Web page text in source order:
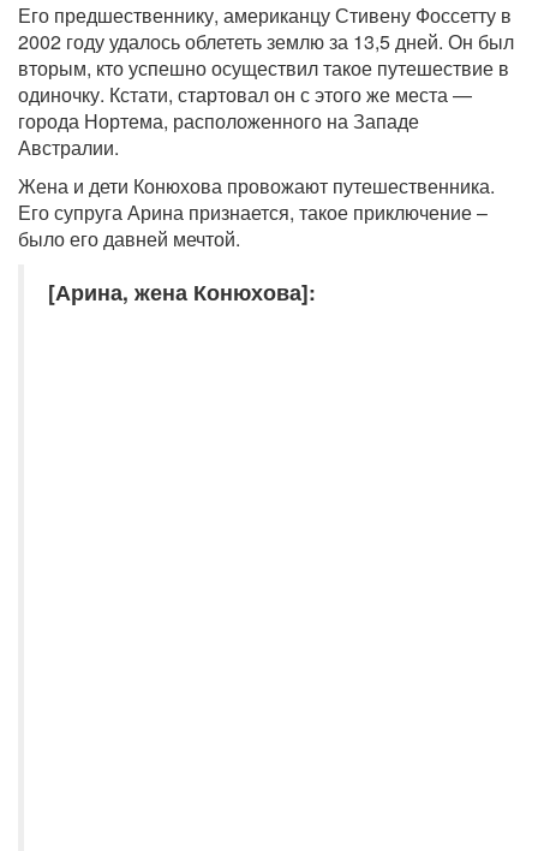
Его предшественнику, американцу Стивену Фоссетту в
2002 году удалось облететь землю за 13,5 дней. Он был
вторым, кто успешно осуществил такое путешествие в
одиночку. Кстати, стартовал он с этого же места —
города Нортема, расположенного на Западе
Австралии.
Жена и дети Конюхова провожают путешественника.
Его супруга Арина признается, такое приключение –
было его давней мечтой.
[Арина, жена Конюхова]: